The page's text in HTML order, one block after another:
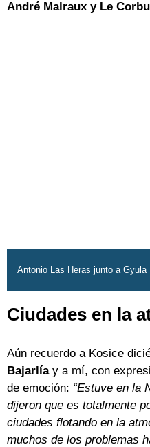
André Malraux y Le
Antonio Las Heras junto a Gyula
Ciudades en la
Aún recuerdo a Kosice
Bajarlía y a mí, con
de emoción: “Estuve en la
dijeron que es totalmente
ciudades flotando en la
muchos de los problemas